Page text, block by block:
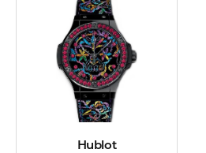
Hublot